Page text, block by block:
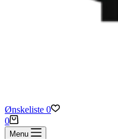
Ønskeliste 0
Indkøbskurv
0
Menu